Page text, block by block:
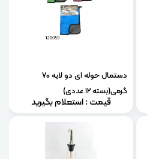
دستمال حوله ای دو لایه 70
گرمی(بسته 12 عددی)
قیمت : استعلام بگیرید